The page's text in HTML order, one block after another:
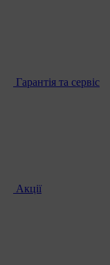
Гарантія та сервіс
Акції